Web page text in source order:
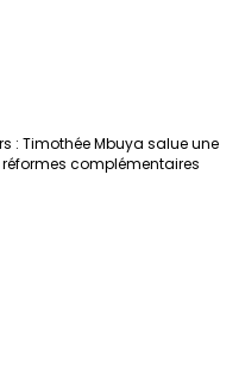
: Timothée Mbuya salue une
complémentaires